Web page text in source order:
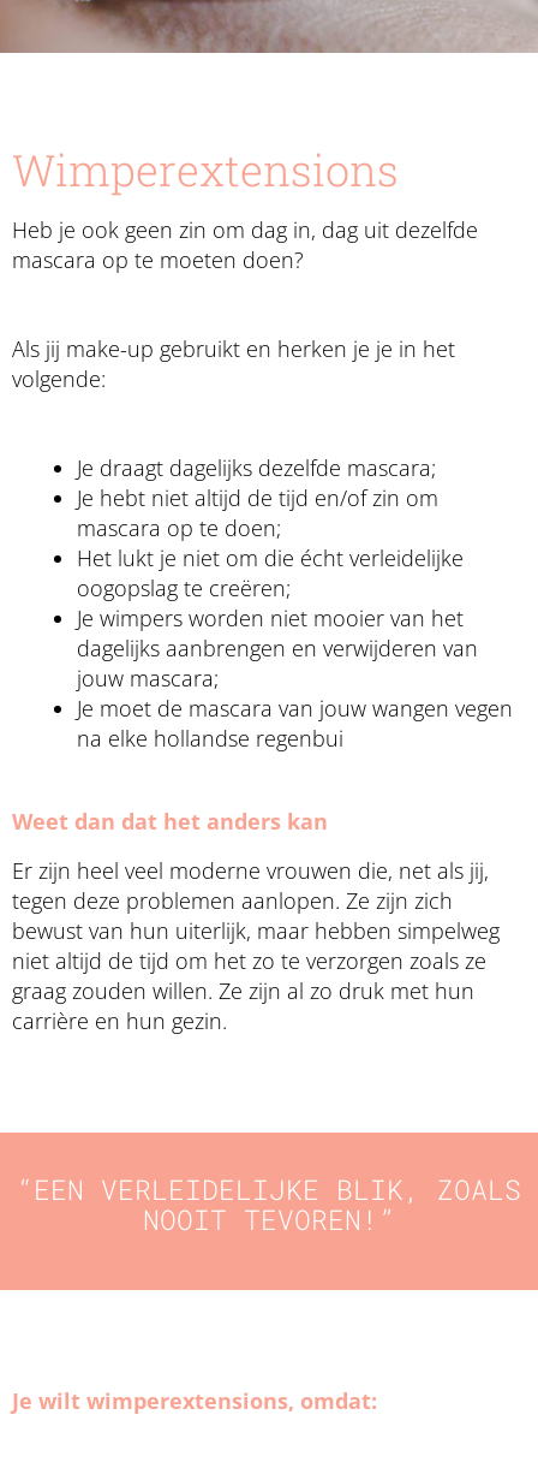
Wimperextensions
Heb je ook geen zin om dag in, dag uit dezelfde
mascara op te moeten doen?
Als jij make-up gebruikt en herken je je in het
volgende:
Je draagt dagelijks dezelfde mascara;
Je hebt niet altijd de tijd en/of zin om
mascara op te doen;
Het lukt je niet om die écht verleidelijke
oogopslag te creëren;
Je wimpers worden niet mooier van het
dagelijks aanbrengen en verwijderen van
jouw mascara;
Je moet de mascara van jouw wangen vegen
na elke hollandse regenbui
Weet dan dat het anders kan
Er zijn heel veel moderne vrouwen die, net als jij,
tegen deze problemen aanlopen. Ze zijn zich
bewust van hun uiterlijk, maar hebben simpelweg
niet altijd de tijd om het zo te verzorgen zoals ze
graag zouden willen. Ze zijn al zo druk met hun
carrière en hun gezin.
“EEN VERLEIDELIJKE BLIK, ZOALS
NOOIT TEVOREN!”
Je wilt wimperextensions, omdat: